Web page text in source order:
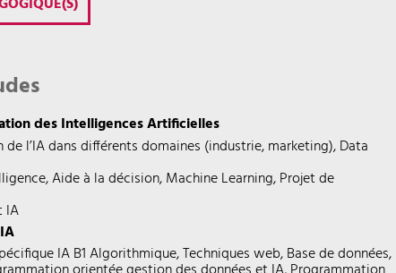
des Intelligences Artificielles
l’IA dans différents domaines (industrie, marketing), Data
Aide à la décision, Machine Learning, Projet de
IA
IA B1 Algorithmique, Techniques web, Base de données,